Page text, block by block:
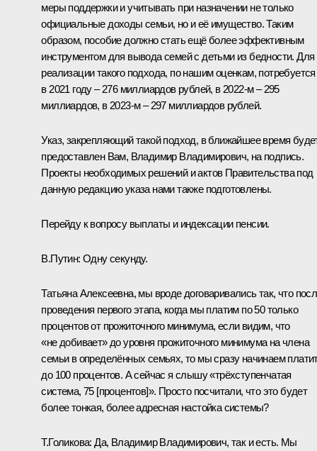
меры поддержки и учитывать при назначении не только
официальные доходы семьи, но и её имущество. Таким
образом, пособие должно стать ещё более эффективным
инструментом для вывода семей с детьми из бедности. Для
реализации такого подхода, по нашим оценкам, потребуется
в 2021 году – 276 миллиардов рублей, в 2022-м – 295
миллиардов, в 2023-м – 297 миллиардов рублей.
Указ, закрепляющий такой подход, в ближайшее время
предоставлен Вам, Владимир Владимирович, на подпись.
Проекты необходимых решений и актов Правительства под
данную редакцию указа нами также подготовлены.
Перейду к вопросу выплаты и индексации пенсии.
В.Путин: Одну секунду.
Татьяна Алексеевна, мы вроде договаривались так, что
проведения первого этапа, когда мы платим по 50 только
процентов от прожиточного минимума, если видим, что
«не добивает» до уровня прожиточного минимума на члена
семьи в определённых семьях, то мы сразу начинаем
до 100 процентов. А сейчас я слышу «трёхступенчатая
система, 75 [процентов]». Просто посчитали, что это будет
более тонкая, более адресная настойка системы?
Т.Голикова: Да, Владимир Владимирович, так и есть. Мы